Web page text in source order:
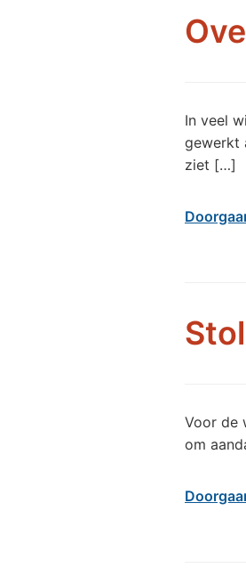
In veel
gewerkt
ziet […]
Voor de
om